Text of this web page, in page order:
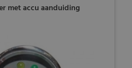
met accu aanduiding